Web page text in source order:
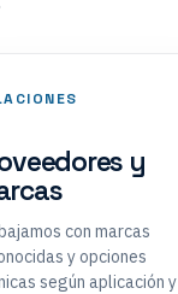
y
con marcas
y opciones
según aplicación y